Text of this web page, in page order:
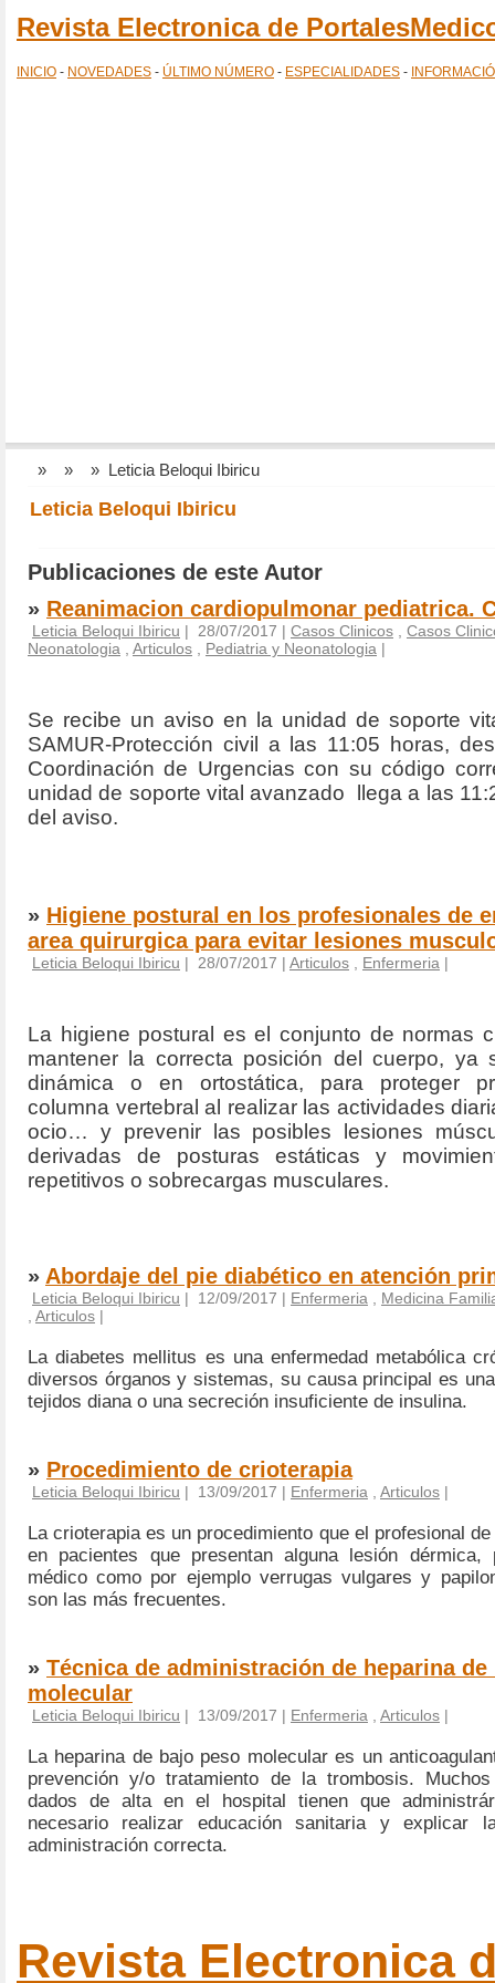
Revista Electronica de
INICIO - NOVEDADES - ÚLTIMO NÚMERO - ESPECIALIDADES -
» » » Leticia Beloqui Ibiricu
Leticia Beloqui Ibiricu
Publicaciones de este Autor
» Reanimacion cardiopulmonar pediatrica.
Leticia Beloqui Ibiricu | 28/07/2017 | Casos Clinicos
Casos
Neonatologia
Articulos Pediatria y Neonatologia |
Se recibe un aviso en la unidad de soporte
SAMUR-Protección civil a las 11:05 horas,
Coordinación de Urgencias con su código
unidad de soporte vital avanzado
llega a las
del aviso.
» Higiene postural en los profesionales de
area quirurgica para evitar lesiones
Leticia Beloqui Ibiricu | 28/07/2017 | Articulos Enfermeria |
La higiene postural es el conjunto de normas
mantener la correcta posición del cuerpo, ya
dinámica o en ortostática, para proteger
columna vertebral al realizar las actividades
ocio… y prevenir las posibles
lesiones
derivadas de posturas estáticas y
repetitivos o sobrecargas musculares.
» Abordaje del pie diabético en atención
Leticia Beloqui Ibiricu | 12/09/2017 | Enfermeria
Medicina
Articulos |
La diabetes mellitus es una enfermedad metabólica
diversos órganos y sistemas, su causa principal es
tejidos diana o una secreción insuficiente de insulina.
» Procedimiento de crioterapia
Leticia Beloqui Ibiricu | 13/09/2017 | Enfermeria Articulos |
La crioterapia es un procedimiento que el profesional
en pacientes que presentan alguna lesión dérmica,
médico como por ejemplo verrugas vulgares y
son las más frecuentes.
» Técnica de administración de heparina de
molecular
Leticia Beloqui Ibiricu | 13/09/2017 | Enfermeria Articulos |
La heparina de bajo peso molecular es un
prevención y/o tratamiento de la trombosis.
dados de alta en el hospital tienen que
necesario realizar educación sanitaria y explicar
administración correcta.
Revista Electronica